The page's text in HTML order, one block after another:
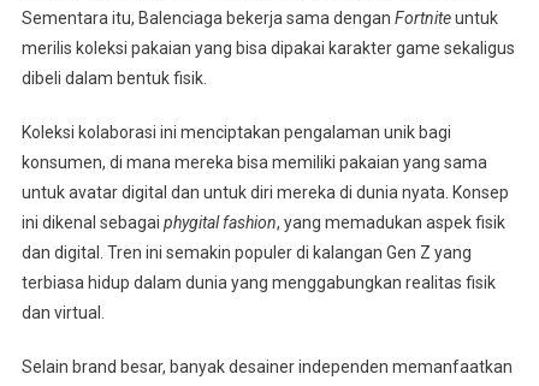
Sementara itu, Balenciaga bekerja sama dengan Fortniteuntuk
merilis koleksi pakaian yang bisa dipakai karakter game sekaligus
dibeli dalam bentuk fisik.
Koleksi kolaborasi ini menciptakan pengalaman unik bagi
konsumen, di mana mereka bisa memiliki pakaian yang sama
untuk avatar digital dan untuk diri mereka di dunia nyata. Konsep
ini dikenal sebagai phygital fashion, yang memadukan aspek fisik
dan digital. Tren ini semakin populer di kalangan Gen Z yang
terbiasa hidup dalam dunia yang menggabungkan realitas fisik
dan virtual.
Selain brand besar, banyak desainer independen memanfaatkan